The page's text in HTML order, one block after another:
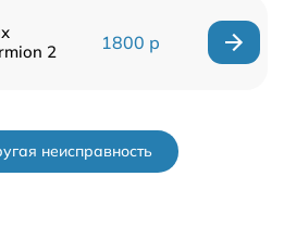
2
1800 р
неисправность